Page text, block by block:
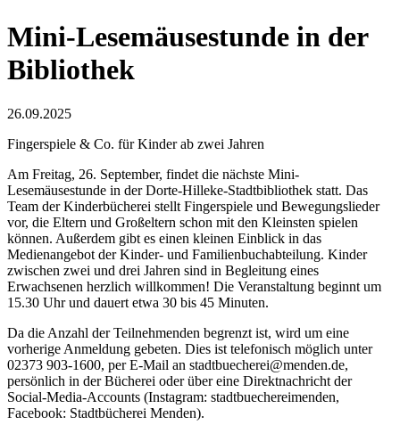
Mini-Lesemäusestunde in der
Bibliothek
26.09.2025
Fingerspiele & Co. für Kinder ab zwei Jahren
Am Freitag, 26. September, findet die nächste Mini-
Lesemäusestunde in der Dorte-Hilleke-Stadtbibliothek statt. Das
Team der Kinderbücherei stellt Fingerspiele und Bewegungslieder
vor, die Eltern und Großeltern schon mit den Kleinsten spielen
können. Außerdem gibt es einen kleinen Einblick in das
Medienangebot der Kinder- und Familienbuchabteilung. Kinder
zwischen zwei und drei Jahren sind in Begleitung eines
Erwachsenen herzlich willkommen! Die Veranstaltung beginnt um
15.30 Uhr und dauert etwa 30 bis 45 Minuten.
Da die Anzahl der Teilnehmenden begrenzt ist, wird um eine
vorherige Anmeldung gebeten. Dies ist telefonisch möglich unter
02373 903-1600, per E-Mail an stadtbuecherei@menden.de,
persönlich in der Bücherei oder über eine Direktnachricht der
Social-Media-Accounts (Instagram: stadtbuechereimenden,
Facebook: Stadtbücherei Menden).